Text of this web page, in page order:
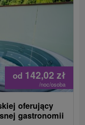
od 142,02 zł
/noc/osoba
oferujący
gastronomii